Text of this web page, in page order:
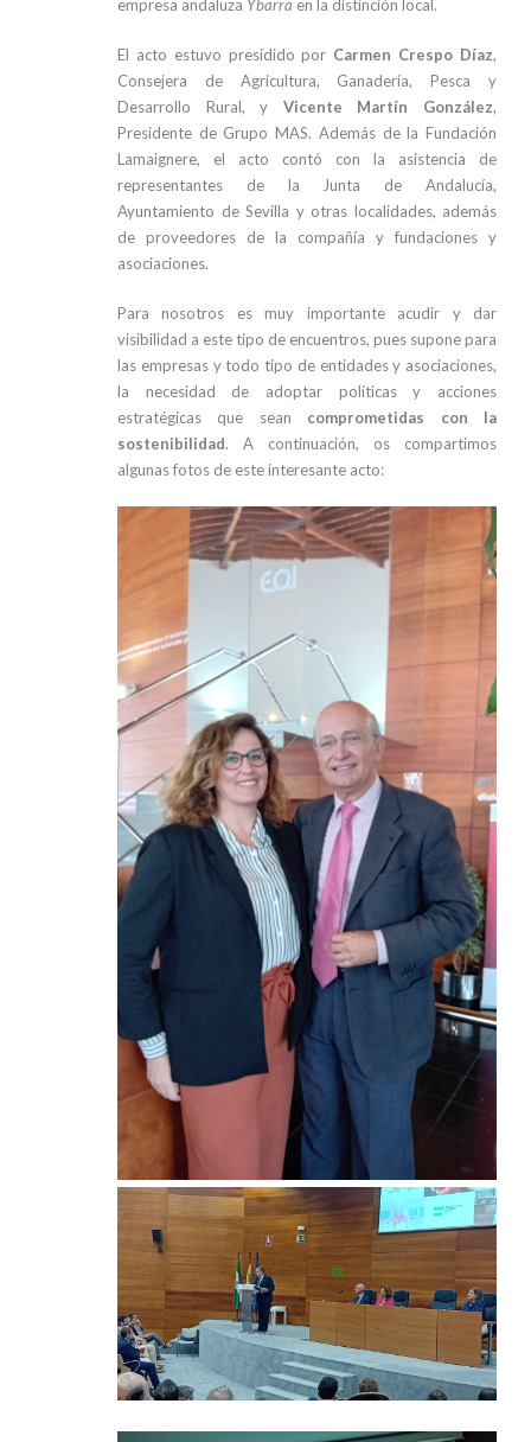
empresa andaluza Ybarra en la distinción local.
El acto estuvo presidido por Carmen Crespo Díaz,
Consejera de Agricultura, Ganadería, Pesca y
Desarrollo Rural, y Vicente Martín González,
Presidente de Grupo MAS. Además de la Fundación
Lamaignere, el acto contó con la asistencia de
representantes de la Junta de Andalucía,
Ayuntamiento de Sevilla y otras localidades, además
de proveedores de la compañía y fundaciones y
asociaciones.
Para nosotros es muy importante acudir y dar
visibilidad a este tipo de encuentros, pues supone para
las empresas y todo tipo de entidades y asociaciones,
la necesidad de adoptar políticas y acciones
estratégicas que sean comprometidas con la
sostenibilidad. A continuación, os compartimos
algunas fotos de este interesante acto: